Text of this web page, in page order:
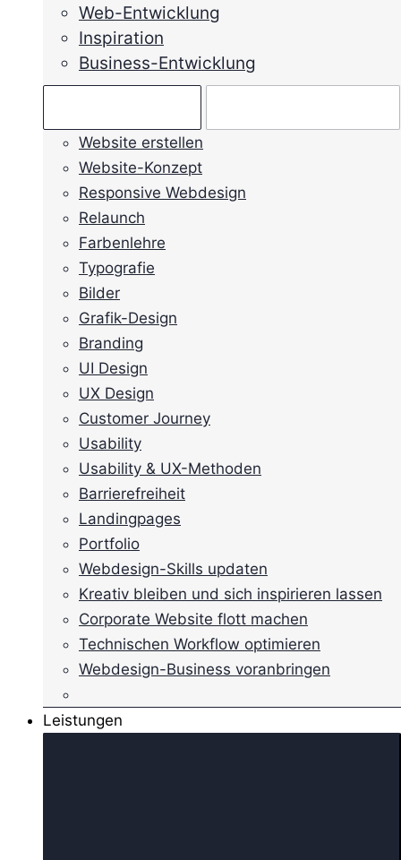
Web-Entwicklung
Inspiration
Business-Entwicklung
Website erstellen
Website-Konzept
Responsive Webdesign
Relaunch
Farbenlehre
Typografie
Bilder
Grafik-Design
Branding
UI Design
UX Design
Customer Journey
Usability
Usability & UX-Methoden
Barrierefreiheit
Landingpages
Portfolio
Webdesign-Skills updaten
Kreativ bleiben und sich inspirieren lassen
Corporate Website flott machen
Technischen Workflow optimieren
Webdesign-Business voranbringen
Leistungen